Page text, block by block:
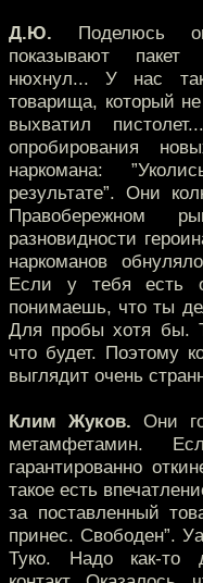
Д.Ю. Поделюсь
показывают
нюхнул... У нас
товарища, который
выхватил
опробирования
наркомана:
результате”. Они
Правобережном
разновидности
наркоманов
Если у тебя есть
понимаешь, что ты
Для пробы хотя бы.
что будет. Поэтому
выглядит очень
Клим Жуков. Они
метамфетамин.
гарантированно
такое есть
за поставленный
принес. Свободен”.
Туко. Надо как-то